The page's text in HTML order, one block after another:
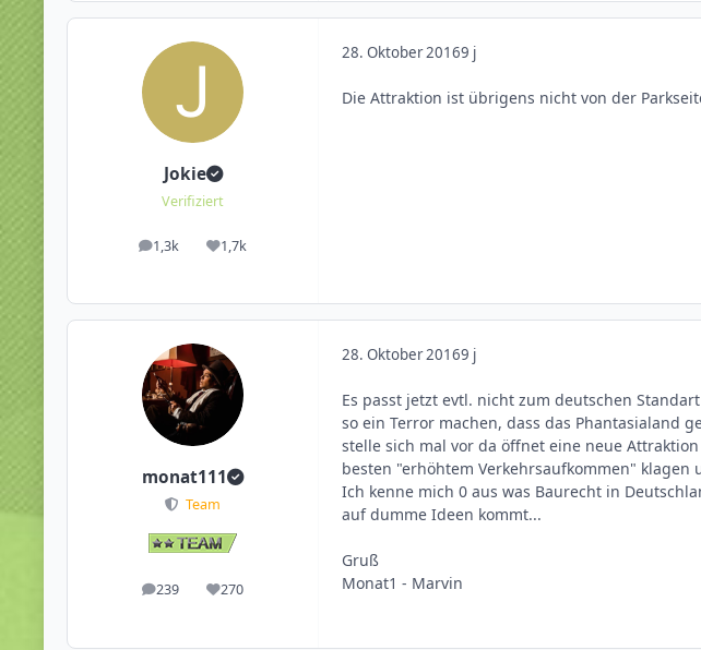
Jokie
Verifiziert
1,3k
Beiträge 1,7k
Reputation
28. Oktober 20169 j
Die Attraktion ist übrigens nicht von der
monat111
Team
239
Beiträge 270
Reputation
28. Oktober 20169 j
Es passt jetzt evtl. nicht zum deutschen
so ein Terror machen, dass das Phantasialand
stelle sich mal vor da öffnet eine neue
besten "erhöhtem Verkehrsaufkommen"
Ich kenne mich 0 aus was Baurecht in
auf dumme Ideen kommt...
Gruß
Monat1 - Marvin